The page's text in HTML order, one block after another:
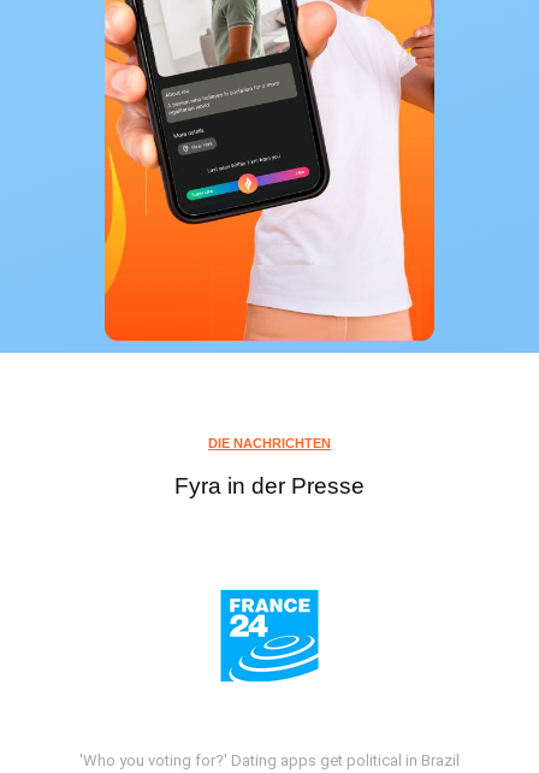
DIE NACHRICHTEN
Fyra in der Presse
'Who you voting for?' Dating apps get political in Brazil